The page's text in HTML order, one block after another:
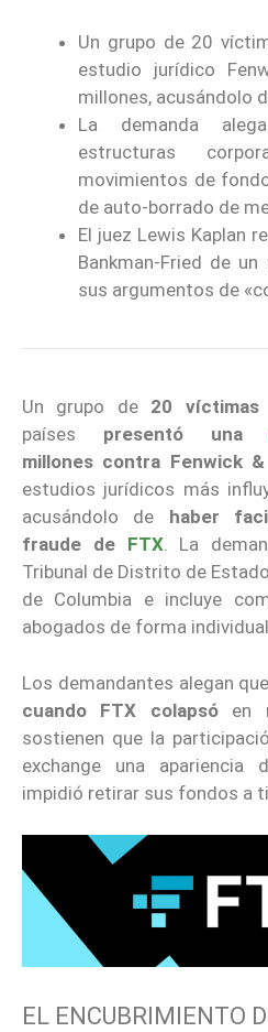
Un grupo de 20
estudio jurídico
millones, acusándolo
La demanda
estructuras
movimientos de
de auto-borrado de
El juez Lewis Kaplan
Bankman-Fried de
sus argumentos de
Un grupo de 20 víctimas
países presentó una
millones contra Fenwick
estudios jurídicos más
acusándolo de haber
fraude de FTX. La
Tribunal de Distrito de
de Columbia e incluye
abogados de forma
Los demandantes alegan que
cuando FTX colapsóen
sostienen que la
exchange una apariencia
impidió retirar sus fondos a
EL ENCUBRIMIENTO